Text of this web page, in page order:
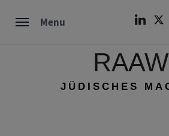
Menu
JÜDISCHES